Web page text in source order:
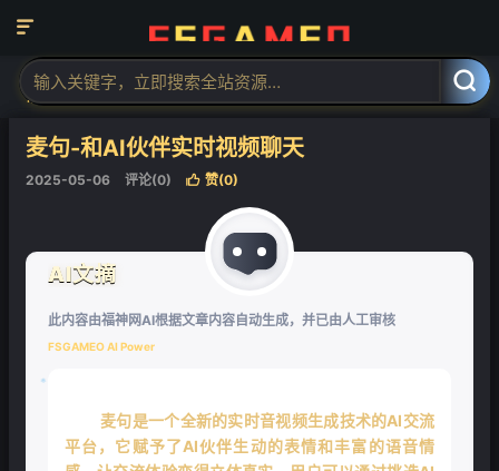


当前位置：福神网-专注分享最实用的软件、工具、资讯
AI对
话聊天
麦句-和AI伙伴实时视频聊天
2025-05-06 评论(0)  赞(0)
AI文摘
此内容由福神网AI根据文章内容自动生成，并已由人工审核
FSGAMEO AI Power
麦句是一个全新的实时音视频生成技术的AI交流
平台，它赋予了AI伙伴生动的表情和丰富的语音情